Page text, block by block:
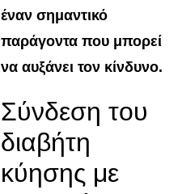
έναν σημαντικό
παράγοντα που μπορεί
να αυξάνει τον κίνδυνο.
Σύνδεση του
διαβήτη
κύησης με